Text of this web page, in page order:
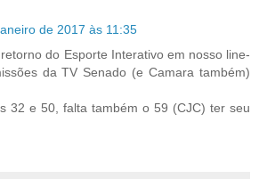
de 2017 às 11:35
do Esporte Interativo em nosso line-
da TV Senado (e Camara também)
32 e 50, falta também o 59 (CJC) ter seu